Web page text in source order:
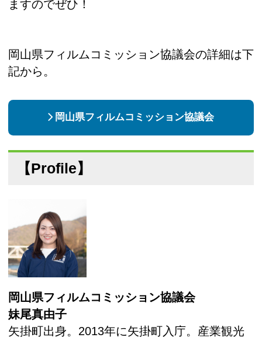
ますのでぜひ！
岡山県フィルムコミッション協議会の詳細は下
記から。
岡山県フィルムコミッション協議会
【Profile】
岡山県フィルムコミッション協議会
妹尾真由子
矢掛町出身。2013年に矢掛町入庁。産業観光